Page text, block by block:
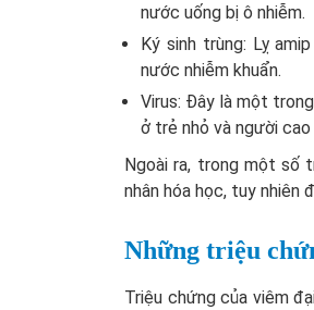
nước uống bị ô nhiễm.
Ký sinh trùng: Lỵ
nước nhiễm khuẩn.
Virus: Đây là một
ở trẻ nhỏ và người
Ngoài ra, trong một số
nhân hóa học, tuy nhiên
Những triệu
Triệu chứng của viêm